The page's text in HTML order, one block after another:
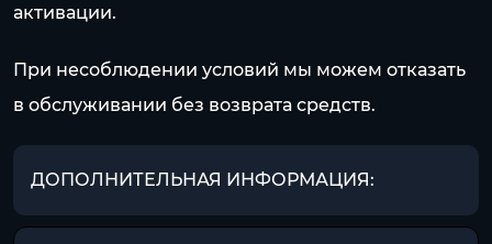
активации.
При несоблюдении условий мы можем отказать
в обслуживании без возврата средств.
ДОПОЛНИТЕЛЬНАЯ ИНФОРМАЦИЯ: